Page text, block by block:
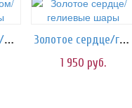
Золото в черном/гелиевые шары Золотое сердце/гелиевые шары
1 950 руб.